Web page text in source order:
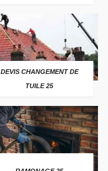
DEVIS CHANGEMENT DE
TUILE 25